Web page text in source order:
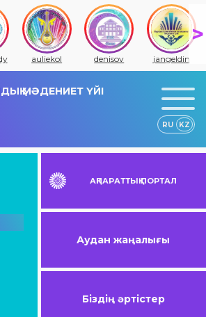
denisov jangeldin jitiqara
МӘДЕНИЕТ ҮЙІ
RU KZ
АҚПАРАТТЫҚ ПОРТАЛ
Аудан жаңалығы
Біздің әртістер